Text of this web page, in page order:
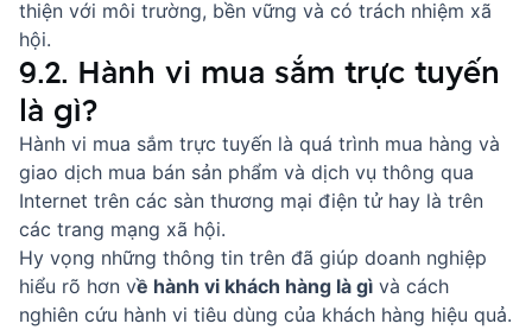
thiện với môi trường, bền vững và có trách nhiệm xã
hội.
9.2. Hành vi mua sắm trực tuyến
là gì?
Hành vi mua sắm trực tuyến là quá trình mua hàng và
giao dịch mua bán sản phẩm và dịch vụ thông qua
Internet trên các sàn thương mại điện tử hay là trên
các trang mạng xã hội.
Hy vọng những thông tin trên đã giúp doanh nghiệp
hiểu rõ hơn về hành vi khách hàng là gì và cách
nghiên cứu hành vi tiêu dùng của khách hàng hiệu quả.